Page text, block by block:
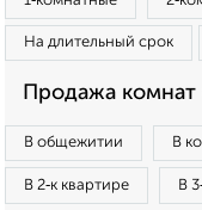
На длительный срок
Продажа комнат
В общежитии В
В 2‑к квартире В